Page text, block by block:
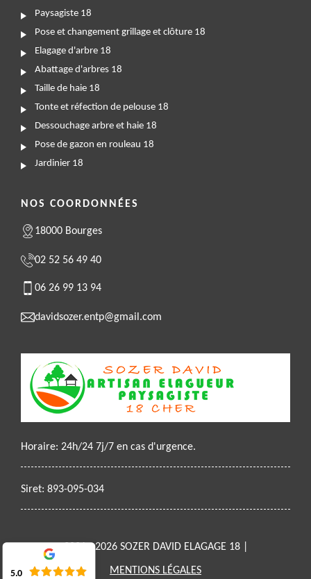
Paysagiste 18
Pose et changement grillage et clôture 18
Elagage d'arbre 18
Abattage d'arbres 18
Taille de haie 18
Tonte et réfection de pelouse 18
Dessouchage arbre et haie 18
Pose de gazon en rouleau 18
Jardinier 18
NOS COORDONNÉES
18000 Bourges
02 52 56 49 40
06 26 99 13 94
davidsozer.entp@gmail.com
Horaire: 24h/24 7j/7 en cas d'urgence.
Siret: 893-095-034
2021 - 2026 SOZER DAVID ELAGAGE 18 |
MENTIONS LÉGALES
5.0